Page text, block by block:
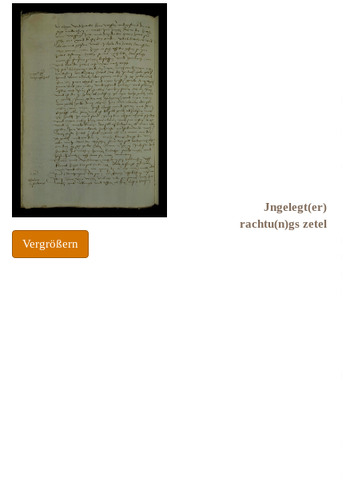
Vergrößern
Jngelegt(er)
rachtu(n)gs zetel